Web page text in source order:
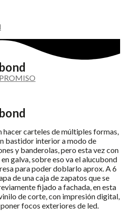
hacer carteles de múltiples formas,
bastidor interior a modo de
y banderolas, pero esta vez con
galva, sobre eso va el alucubond
para poder doblarlo aprox. A 6
de una caja de zapatos que se
fijado a fachada, en esta
de corte, con impresión digital,
focos exteriores de led.